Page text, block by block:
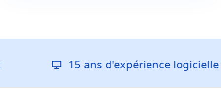
15 ans d'expérience logicielle